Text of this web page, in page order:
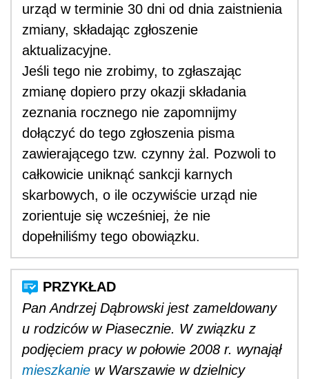
urząd w terminie 30 dni od dnia zaistnienia
zmiany, składając zgłoszenie
aktualizacyjne.
Jeśli tego nie zrobimy, to zgłaszając
zmianę dopiero przy okazji składania
zeznania rocznego nie zapomnijmy
dołączyć do tego zgłoszenia pisma
zawierającego tzw. czynny żal. Pozwoli to
całkowicie uniknąć sankcji karnych
skarbowych, o ile oczywiście urząd nie
zorientuje się wcześniej, że nie
dopełniliśmy tego obowiązku.
Pan Andrzej Dąbrowski jest zameldowany
u rodziców w Piasecznie. W związku z
podjęciem pracy w połowie 2008 r. wynajął
mieszkanie w Warszawie w dzielnicy